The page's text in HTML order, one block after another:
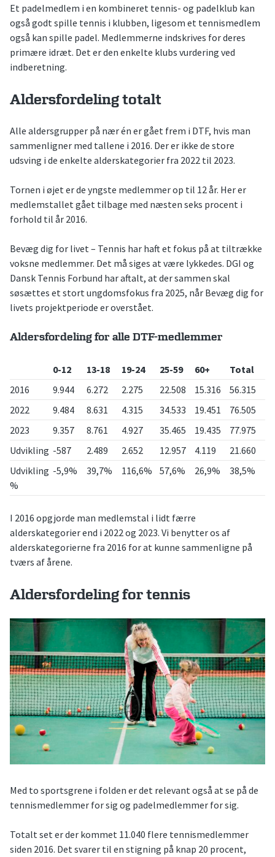
Et padelmedlem i en kombineret tennis- og padelklub kan
også godt spille tennis i klubben, ligesom et tennismedlem
også kan spille padel. Medlemmerne indskrives for deres
primære idræt. Det er den enkelte klubs vurdering ved
indberetning.
Aldersfordeling totalt
Alle aldersgrupper på nær én er gået frem i DTF, hvis man
sammenligner med tallene i 2016. Der er ikke de store
udsving i de enkelte alderskategorier fra 2022 til 2023.
Tornen i øjet er de yngste medlemmer op til 12 år. Her er
medlemstallet gået tilbage med næsten seks procent i
forhold til år 2016.
Bevæg dig for livet – Tennis har haft et fokus på at tiltrække
voksne medlemmer. Det må siges at være lykkedes. DGI og
Dansk Tennis Forbund har aftalt, at der sammen skal
søsættes et stort ungdomsfokus fra 2025, når Bevæg dig for
livets projektperiode er overstået.
Aldersfordeling for alle DTF-medlemmer
0-12 13-18 19-24 25-59 60+
Total
2016
9.944 6.272 2.275 22.508 15.316
56.315
2022
9.484 8.631 4.315 34.533 19.451
76.505
2023
9.357 8.761 4.927 35.465 19.435
77.975
Udvikling -587 2.489 2.652 12.957 4.119
21.660
Udvikling
%
-5,9% 39,7% 116,6% 57,6% 26,9% 38,5%
I 2016 opgjorde man medlemstal i lidt færre
alderskategorier end i 2022 og 2023. Vi benytter os af
alderskategorierne fra 2016 for at kunne sammenligne på
tværs af årene.
Aldersfordeling for tennis
Med to sportsgrene i folden er det relevant også at se på de
tennismedlemmer for sig og padelmedlemmer for sig.
Totalt set er der kommet 11.040 flere tennismedlemmer
siden 2016. Det svarer til en stigning på knap 20 procent,